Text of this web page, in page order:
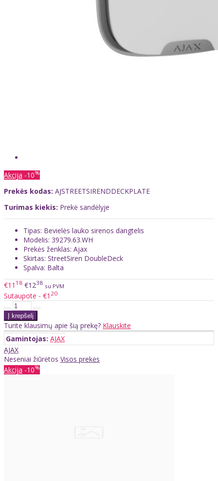
Akcija -10%
Prekės kodas: AJSTREETSIRENDDECKPLATE
Turimas kiekis: Prekė sandėlyje
Tipas: Bevielės lauko sirenos dangtelis
Modelis: 39279.63.WH
Prekės ženklas: Ajax
Skirtas: StreetSiren DoubleDeck
Spalva: Balta
€11 18 €1238 su PVM
Sutaupote - €1 20
Turite klausimų apie šią prekę? Klauskite
Gamintojas: AJAX
AJAX
Neseniai žiūrėtos Visos prekės
Akcija -10%